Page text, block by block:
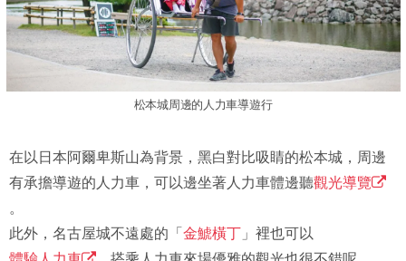
松本城周邊的人力車導遊行
在以日本阿爾卑斯山為背景，黑白對比吸睛的松本城，周邊
有承擔導遊的人力車，可以邊坐著人力車體邊聽觀光導覽
。
此外，名古屋城不遠處的「 金鯱橫丁 」裡也可以